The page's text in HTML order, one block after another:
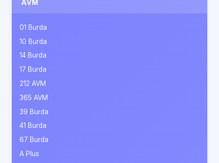
AVM
01 Burda
10 Burda
14 Burda
17 Burda
212 AVM
365 AVM
39 Burda
41 Burda
67 Burda
A Plus